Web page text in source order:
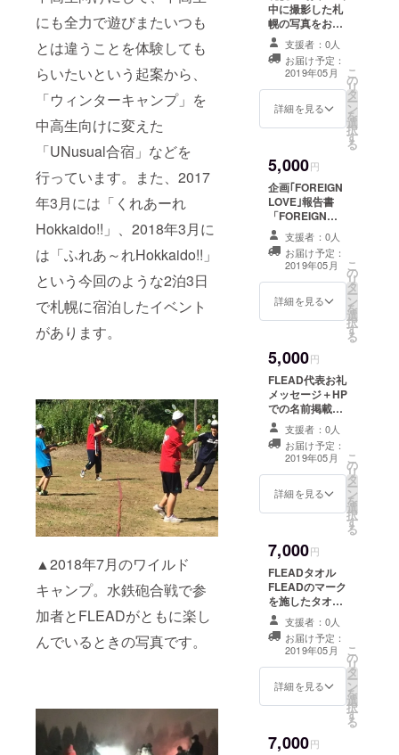
にも全力で遊びまたいつも
とは違うことを体験しても
らいたいという起案から、
「ウィンターキャンプ」を
中高生向けに変えた
「UNusual合宿」などを
行っています。また、2017
年3月には「くれあーれ
Hokkaido!!」、2018年3月に
は「ふれあ～れHokkaido!!」
という今回のような2泊3日
で札幌に宿泊したイベント
があります。
▲2018年7月のワイルド
キャンプ。水鉄砲合戦で参
加者とFLEADがともに楽し
んでいるときの写真です。
中に撮影した札
幌の写真をお送
りします。
支援者：0人
お届け予定：
2019年05月
詳細を見る
こ
の
リ
タ
ー
ン
を
選
択
す
る
5,000円
企画｢FOREIGN
LOVE｣報告書
「FOREIGN
LOVE」という
外国出身の方に
さまざまなこと
をインタビュー
をする企画の結
果を報告書にま
支援者：0人
お届け予定：
2019年05月
詳細を見る
こ
の
リ
タ
ー
ン
を
選
択
す
る
5,000円
FLEAD代表お礼
メッセージ＋HP
での名前掲載
FLEADの代表に
よるお礼のメッ
セージです。 そ
れにあわせて、
FLEADのイン
ターネット上の
考欄にご希望の
お名前をご記入
ください。記入
のない場合は
CAMPFIREの
ユーザー名を掲
載いたします。
ご了承くださ
い。
支援者：0人
お届け予定：
2019年05月
詳細を見る
こ
の
リ
タ
ー
ン
を
選
択
す
る
7,000円
FLEADタオル
FLEADのマーク
を施したタオル
です。支援者：0人
お届け予定：
2019年05月
詳細を見る
こ
の
リ
タ
ー
ン
を
選
択
す
る
7,000円